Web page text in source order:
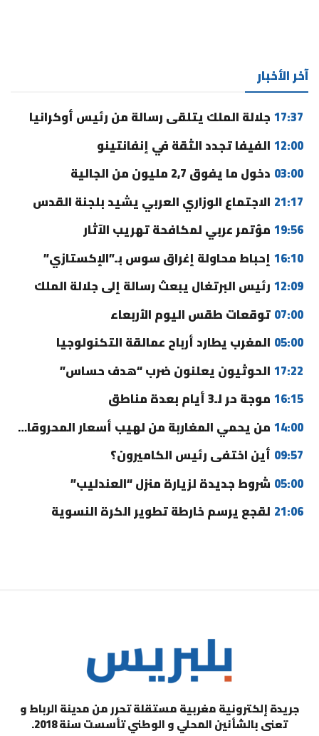
آخر الأخبار
17:37 جلالة الملك يتلقى رسالة من رئيس أوكرانيا
12:00 الفيفا تجدد الثقة في إنفانتينو
03:00 دخول ما يفوق 2,7 مليون من الجالية
21:17 الاجتماع الوزاري العربي يشيد بلجنة القدس
19:56 مؤتمر عربي لمكافحة تهريب الآثار
16:10 إحباط محاولة إغراق سوس بـ”الإكستازي”
12:09 رئيس البرتغال يبعث رسالة إلى جلالة الملك
07:00 توقعات طقس اليوم الأربعاء
05:00 المغرب يطارد أرباح عمالقة التكنولوجيا
17:22 الحوثيون يعلنون ضرب “هدف حساس”
16:15 موجة حر لـ3 أيام بعدة مناطق
14:00 من يحمي المغاربة من لهيب أسعار المحروقات؟
09:57 أين اختفى رئيس الكاميرون؟
05:00 شروط جديدة لزيارة منزل “العندليب”
21:06 لقجع يرسم خارطة تطوير الكرة النسوية
جريدة إلكترونية مغربية مستقلة تحرر من مدينة الرباط و
تعنى بالشأنين المحلي و الوطني تأسست سنة 2018.